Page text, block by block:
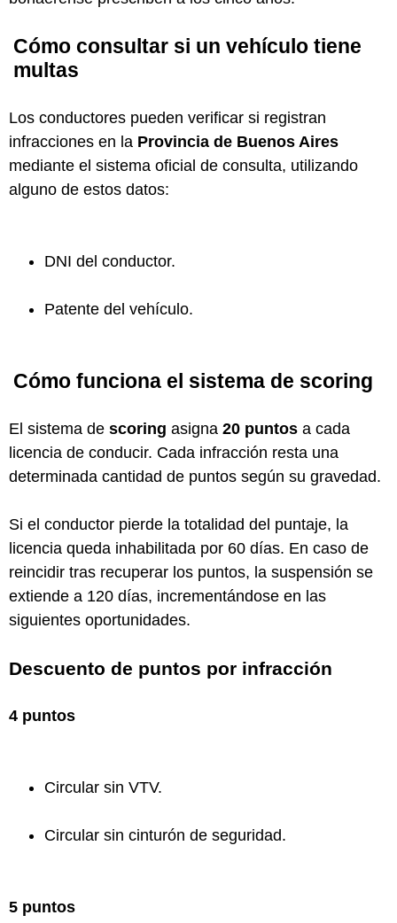
Cómo consultar si un vehículo tiene
multas
Los conductores pueden verificar si registran
infracciones en la Provincia de Buenos Aires
mediante el sistema oficial de consulta, utilizando
alguno de estos datos:
DNI del conductor.
Patente del vehículo.
Cómo funciona el sistema de scoring
El sistema de scoring asigna 20 puntos a cada
licencia de conducir. Cada infracción resta una
determinada cantidad de puntos según su gravedad.
Si el conductor pierde la totalidad del puntaje, la
licencia queda inhabilitada por 60 días. En caso de
reincidir tras recuperar los puntos, la suspensión se
extiende a 120 días, incrementándose en las
siguientes oportunidades.
Descuento de puntos por infracción
4 puntos
Circular sin VTV.
Circular sin cinturón de seguridad.
5 puntos